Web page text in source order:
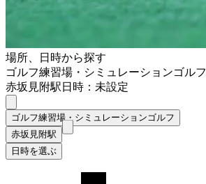
場所、日時から探す
ゴルフ練習場・シミュレーションゴルフ
赤坂見附駅日時：未設定
ゴルフ練習場・シミュレーションゴルフ
赤坂見附駅
日時を選ぶ